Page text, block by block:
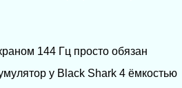
144 Гц просто обязан
у Black Shark 4 ёмкостью